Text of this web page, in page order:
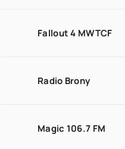
Fallout 4 MWTCF
Radio Brony
Magic 106.7 FM